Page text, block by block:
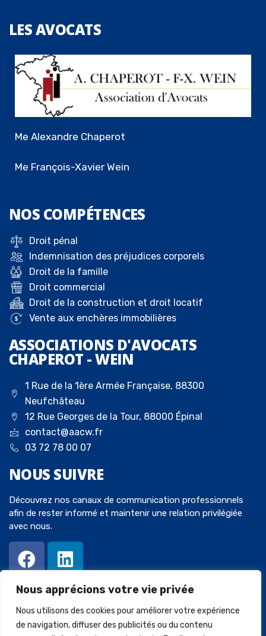
Nous apprécions votre vie privée
Nous utilisons des cookies pour améliorer votre expérience
de navigation, diffuser des publicités ou du contenu
LESAVOCATS
Me Alexandre Chaperot
Me François-Xavier Wein
NOS COMPÉTENCES
Droit pénal
Indemnisation des préjudices corporels
Droit de la famille
Droit commercial
Droit de la construction et droit locatif
Vente aux enchères immobilières
ASSOCIATIONS D'AVOCATS
CHAPEROT - WEIN
1 Rue de la 1ère Armée Française, 88300
Neufchâteau
12 Rue Georges de la Tour, 88000 Épinal
contact@aacw.fr
03 72 78 00 07
NOUS SUIVRE
Découvrez nos canaux de communication professionnels
afin de rester informé et maintenir une relation privilégiée
avec nous.